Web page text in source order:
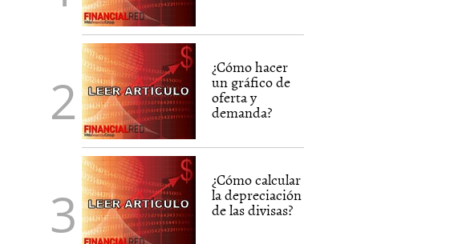
¿Cómo hacer
un gráfico de
oferta y
demanda?
¿Cómo calcular
la depreciación
de las divisas?